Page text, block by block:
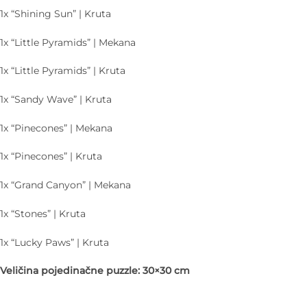
1x “Shining Sun” | Kruta
1x “Little Pyramids” | Mekana
1x “Little Pyramids” | Kruta
1x “Sandy Wave” | Kruta
1x “Pinecones” | Mekana
1x “Pinecones” | Kruta
1x “Grand Canyon” | Mekana
1x “Stones” | Kruta
1x “Lucky Paws” | Kruta
Veličina pojedinačne puzzle: 30×30 cm